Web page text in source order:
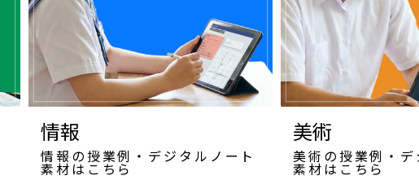
情報
情報の授業例・デジタルノート
素材はこちら
美術
美術の授業例・デ
素材はこちら